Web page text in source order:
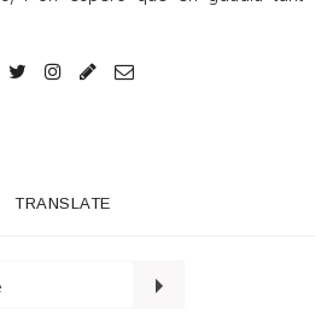
TRANSLATE